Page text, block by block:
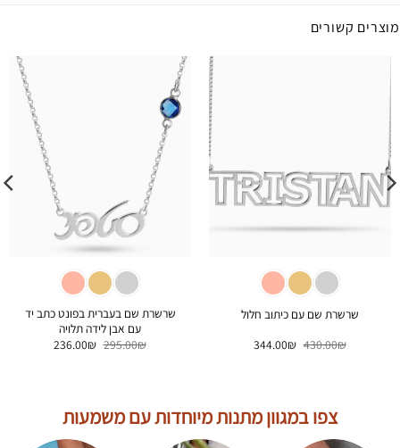
מוצרים קשורים
שרשרת שם עם כיתוב חלול
430.00₪ המחיר
המקורי
344.00₪ המחיר
שרשרת שם בעברית בפונט כתב יד
עם אבן לידה תלויה
295.00₪ המחיר
המקורי
236.00₪ המחיר
צפו במגוון מתנות מיוחדות עם משמעות